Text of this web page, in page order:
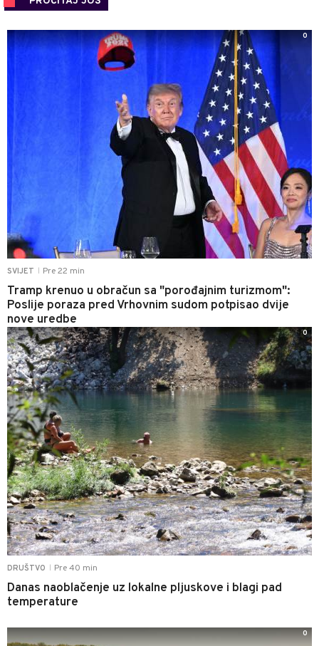
SVIJET Pre 22 min
Tramp krenuo u obračun sa "porođajnim turizmom":
Poslije poraza pred Vrhovnim sudom potpisao dvije
nove uredbe
0
DRUŠTVO Pre 40 min
Danas naoblačenje uz lokalne pljuskove i blagi pad
temperature
0
0